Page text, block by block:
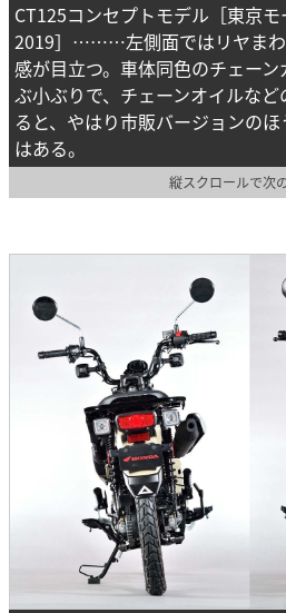
CT125コンセプトモデル［東京
2019］………左側面ではリヤまわ
感が目立つ。車体同色のチェー
ぶ小ぶりで、チェーンオイルな
ると、やはり市販バージョンの
はある。
縦スクロールで次